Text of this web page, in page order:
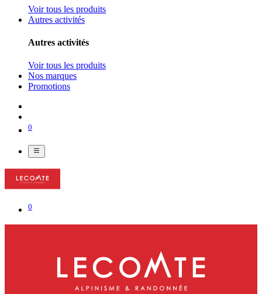
Voir tous les produits
Autres activités
Autres activités
Voir tous les produits
Nos marques
Promotions
0
0